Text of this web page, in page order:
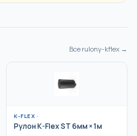
Все rulony-kflex →
K-FLEX ·
Рулон K-Flex ST 6мм × 1м